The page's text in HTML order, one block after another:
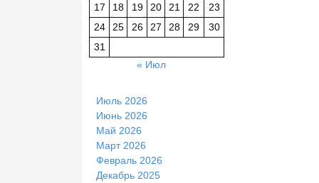
17
18 19 20 21 22
23
24
25 26 27 28 29
30
31
« Июл
Июль 2026
Июнь 2026
Май 2026
Март 2026
Февраль 2026
Декабрь 2025